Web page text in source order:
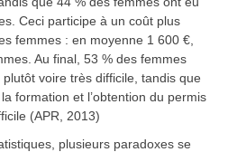
Ceci participe à un coût plus
femmes : en moyenne 1 600 €,
Au final, 53 % des femmes
voire très difficile, tandis que
formation et l’obtention du permis
(APR, 2013)
plusieurs paradoxes se